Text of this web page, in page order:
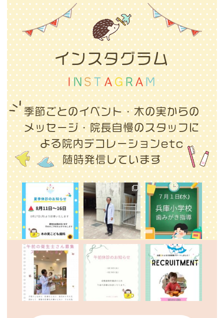
インスタグラム
INSTAGRAM
季節ごとのイベント・木の実からの
メッセージ・院長自慢のスタッフに
よる院内デコレーションetc
随時発信しています